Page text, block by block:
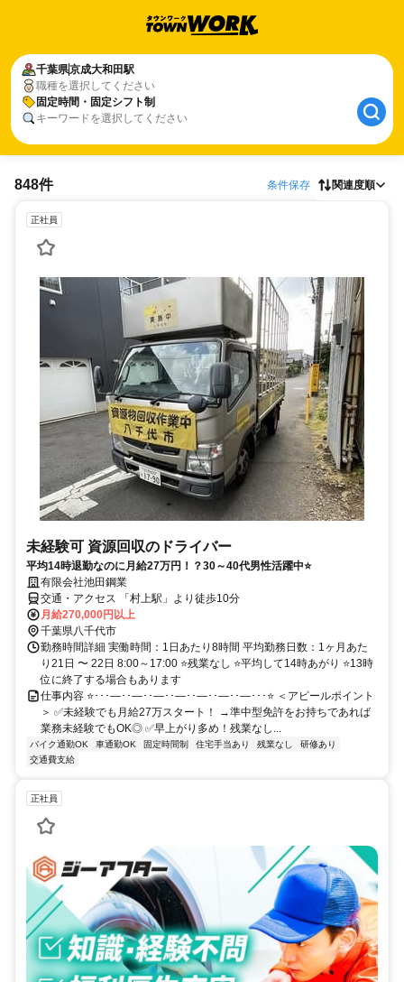
千葉県京成大和田駅
職種を選択してください
固定時間・固定シフト制
キーワードを選択してください
848件 条件保存 関連度順
正社員
未経験可 資源回収のドライバー
平均14時退勤なのに月給27万円！？30～40代男性活躍中⭐
有限会社池田鋼業
交通・アクセス 「村上駅」より徒歩10分
月給270,000円以上
千葉県八千代市
勤務時間詳細 実働時間：1日あたり8時間 平均勤務日数：1ヶ月あた
り21日 〜 22日 8:00～17:00 ⭐残業なし ⭐平均して14時あがり ⭐13時
位に終了する場合もあります
仕事内容 ⭐･･･―･･―･･―･･―･･―･･―･･―･･･⭐ ＜アピールポイント
＞ ✅未経験でも月給27万スタート！ →準中型免許をお持ちであれば
業務未経験でもOK◎ ✅早上がり多め！残業なし...
バイク通勤OK 車通勤OK 固定時間制 住宅手当あり 残業なし
研修あり
交通費支給
正社員